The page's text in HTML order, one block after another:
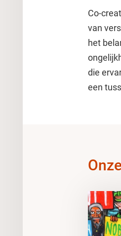
Co-
van
het
die
een